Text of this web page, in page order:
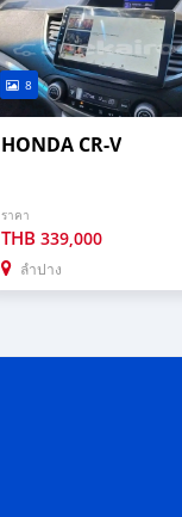
8
HONDA CR-V
ราคา
THB 339,000
ลำปาง